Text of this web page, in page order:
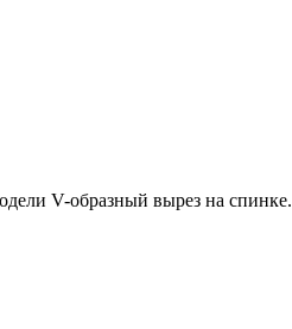
V-образный вырез на спинке.